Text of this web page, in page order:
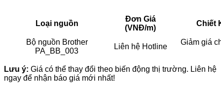
Loại nguồn
Đơn Giá
(VNĐ/m)
Chiết
Bộ nguồn Brother
PA_BB_003
Liên hệ Hotline
Giảm giá
Lưu ý: Giá có thể thay đổi theo biến động thị trường. Liên hệ
ngay để nhận báo giá mới nhất!